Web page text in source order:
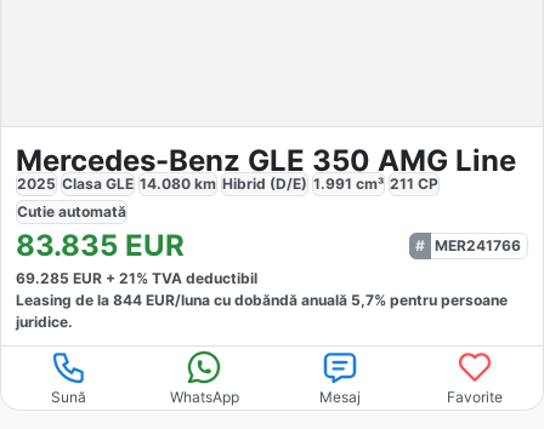
Mercedes-Benz GLE 350 AMG Line
2025 Clasa GLE 14.080 km Hibrid (D/E) 1.991 cm³ 211 CP
Cutie automată
83.835 EUR
MER241766
69.285 EUR + 21% TVA deductibil
Leasing de la 844 EUR/luna cu dobăndă anuală 5,7% pentru persoane
juridice.
Sună WhatsApp Mesaj Favorite